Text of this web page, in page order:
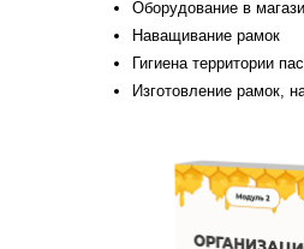
Оборудование в
Наващивание рамок
Гигиена территории
Изготовление рамок,